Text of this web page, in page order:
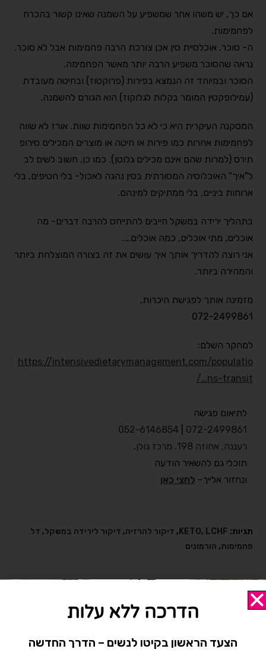
אם כך, יש משהו אחר שמשפיע על השמנה שאינו קשור בהכרח
לפחמימות.
ה- סוכר. אוכלסיית סין אכן צורכת הרבה פחמימות אבל לא סוכר.
נראה שהסוכר משפיע הרבה יותר מאשר הפחמימה.
הסוכר ובמיוחד זה הנמצא בפירות (פרוקטוז) ובחיטה מעובדת
(עמילופקטין המומר בקלות לגלוקוז) הוא הגורם להשמנה.
המסקנה העיקרית היא כי לא כל הפחמימות שוות. אורז לא שווה
לפחמימות אחרות כמו פירות או חיטה או מוצרים המכילים סירופ
תירס (למרות שהם אינם מכילים גלוטן). כמו כן, חשוב לשים לב
ל"איך" האוכלוסיה המסורתית בסין נהגה לאכול- בלי חטיפים, בלי
ארוחות ביניים, בלי ממתיקים למינהם.
בתהליך ירידה במשקל חייבים להתייחס להרבה דברים- מה
אוכלים, מתי אוכלים, כמה אוכלים….
אני רוצה להדריך אותך איך עושים את זה בצורה המוצלחת ביותר
והמהירה ביותר.
מזמינה אותך לפגישת היכרות,
072-2499861
למחקר השלם:
https://intensivedietarymanagement.com/populatio
ns-transit…/
לתיאום פגישה
072-2499861
052-6146854
רעננה, אחוזה 198. מרכז גולן
.
תוכלי גם להשאיר הודעה
ונחזור אלייך- לחצי כאן
תגיות: KETO, LCHF
, דיקור להרזיה, דיקור לירידה במשקל, דל
פחמימות, הורמונים
אולי תאהב/י גם
הדרכה ללא עלות
הצעד הראשון בקיטו לנשים – הדרך החדשה